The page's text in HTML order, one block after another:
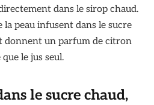
dans le sirop chaud.
la peau infusent dans le sucre
donnent un parfum de citron
le jus seul.
le sucre chaud,